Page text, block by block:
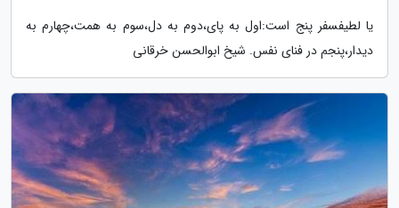
یا لطیفسفر پنج است:اول به پای،دوم به دل،سوم به همت،چهارم به
دیدار،پنجم در فنای نفس. شیخ ابوالحسن خرقانی